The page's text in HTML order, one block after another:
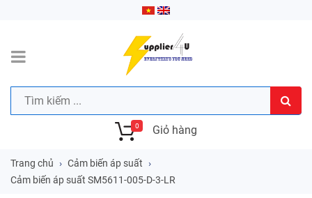
0 Giỏ hàng
Trang chủ
Cảm biến áp suất
Cảm biến áp suất SM5611-005-D-3-LR